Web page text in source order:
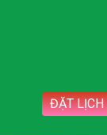
ĐẶT LỊCH